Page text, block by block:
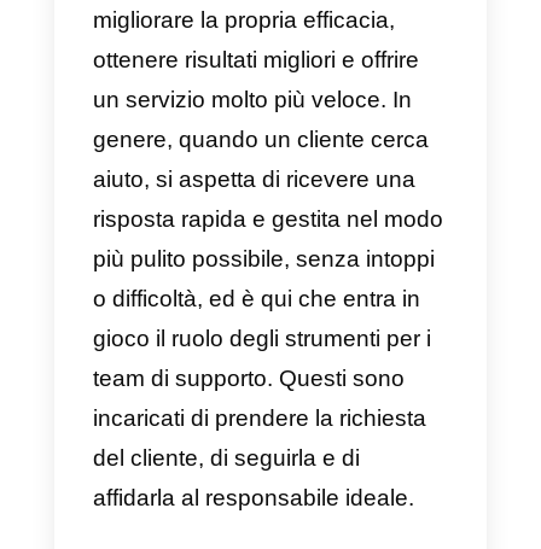
problemi i team di supporto
solitamente è la congestione o
gran numero di richieste
quotidiane. Non avendo modo di
rispondere in maniera ordinata e
congiunta, i messaggi iniziano ad
accumularsi e quindi diventa
impossibile servirli tutti in modo
efficiente.
Glistrumenti per il supporto clienti